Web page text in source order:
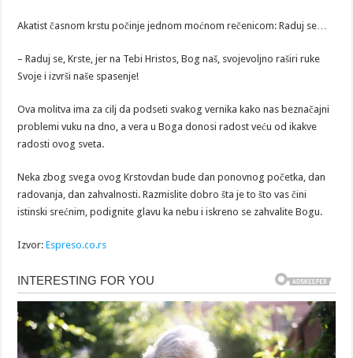
Akatist časnom krstu počinje jednom moćnom rečenicom: Raduj se…
– Raduj se, Krste, jer na Tebi Hristos, Bog naš, svojevoljno raširi ruke
Svoje i izvrši naše spasenje!
Ova molitva ima za cilj da podseti svakog vernika kako nas beznačajni
problemi vuku na dno, a vera u Boga donosi radost veću od ikakve
radosti ovog sveta.
Neka zbog svega ovog Krstovdan bude dan ponovnog početka, dan
radovanja, dan zahvalnosti. Razmislite dobro šta je to što vas čini
istinski srećnim, podignite glavu ka nebu i iskreno se zahvalite Bogu.
Izvor:Espreso.co.rs